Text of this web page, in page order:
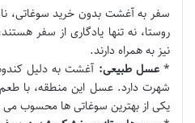
سفر به آغشت بدون خرید
روستا، نه تنها یادگاری از سفر
نیز به همراه دارند.
*عسل طبیعی: آغشت به دلیل
شهرت دارد. عسل این منطقه، با
یکی از بهترین سوغاتی ها محسوب